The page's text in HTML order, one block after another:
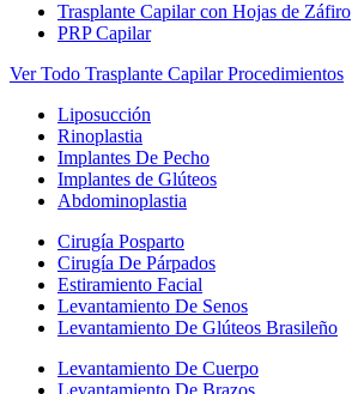
Trasplante Capilar con Hojas de Záfiro
PRP Capilar
Ver Todo Trasplante Capilar Procedimientos
Liposucción
Rinoplastia
Implantes De Pecho
Implantes de Glúteos
Abdominoplastia
Cirugía Posparto
Cirugía De Párpados
Estiramiento Facial
Levantamiento De Senos
Levantamiento De Glúteos Brasileño
Levantamiento De Cuerpo
Levantamiento De Brazos